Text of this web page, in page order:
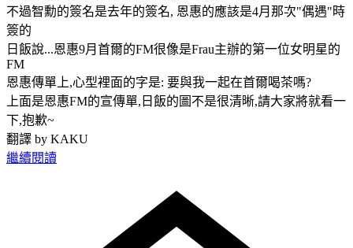
不過智勳的簽名是去年的簽名, 恩惠的應該是4月那次"偶遇"時
簽的
日飯說...恩惠9月首爾的FM很像是Frau主辦的第一位女明星的
FM
恩惠傳單上,心型裡面的字是: 要與我一起在首爾喝茶嗎?
上面是恩惠FM的宣傳單,日飯的圖不是很清晰,請大家將就看一
下,抱歉~
翻譯 by KAKU
繼續閱讀